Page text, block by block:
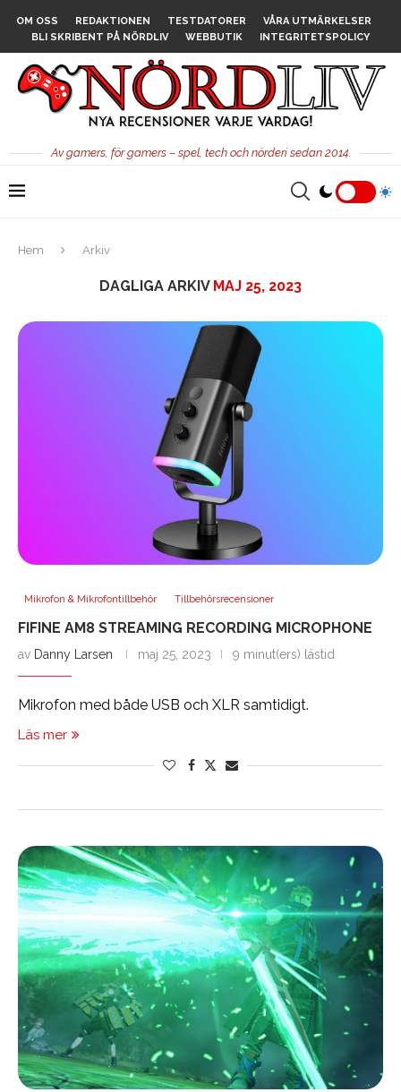
OM OSS REDAKTIONEN TESTDATORER
VÅRA UTMÄRKELSER
BLI SKRIBENT PÅ NÖRDLIV
WEBBUTIK INTEGRITETSPOLICY
Av gamers, för gamers – spel, tech och nörderi sedan 2014.
Hem Arkiv
DAGLIGA ARKIV MAJ 25, 2023
Mikrofon & Mikrofontillbehör Tillbehörsrecensioner
FIFINE AM8 STREAMING RECORDING MICROPHONE
av Danny Larsen maj 25, 2023 9 minut(ers) lästid
Mikrofon med både USB och XLR samtidigt.
Läs mer